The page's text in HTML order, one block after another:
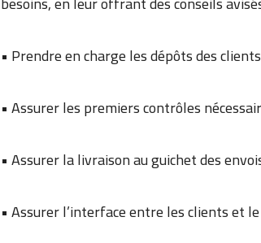
• Prendre en charge les dépôts des
• Assurer les premiers contrôles
• Assurer la livraison au guichet des
• Assurer l’interface entre les clients et